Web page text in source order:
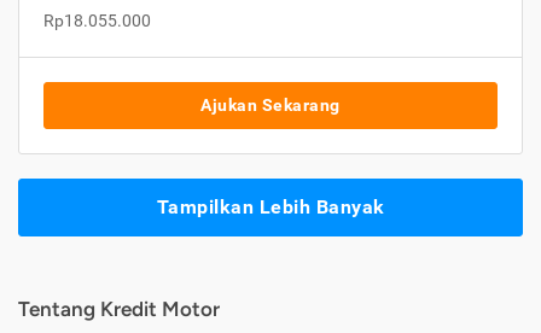
Rp18.055.000
Ajukan Sekarang
Tampilkan Lebih Banyak
Tentang Kredit Motor